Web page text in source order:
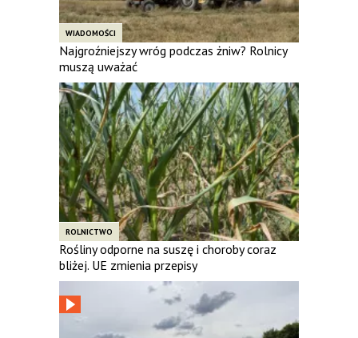
WIADOMOŚCI
Najgroźniejszy wróg podczas żniw? Rolnicy
muszą uważać
ROLNICTWO
Rośliny odporne na suszę i choroby coraz
bliżej. UE zmienia przepisy